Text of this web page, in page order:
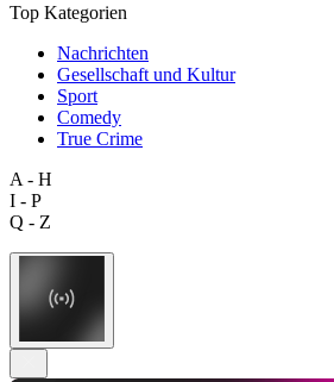
Top Kategorien
Nachrichten
Gesellschaft und Kultur
Sport
Comedy
True Crime
A - H
I - P
Q - Z